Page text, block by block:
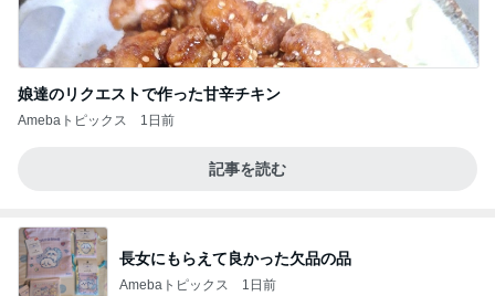
娘達のリクエストで作った甘辛チキン
Amebaトピックス 1日前
記事を読む
長女にもらえて良かった欠品の品
Amebaトピックス 1日前